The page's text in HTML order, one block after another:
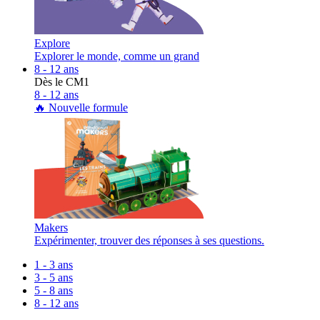
Explore
Explorer le monde, comme un grand
8 - 12 ans
Dès le CM1
8 - 12 ans
🔥 Nouvelle formule
Makers
Expérimenter, trouver des réponses à ses questions.
1 - 3 ans
3 - 5 ans
5 - 8 ans
8 - 12 ans